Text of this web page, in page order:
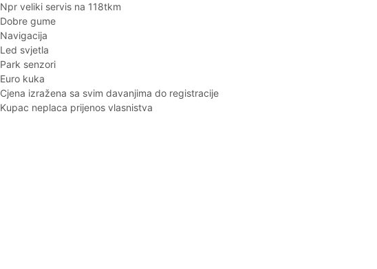
Npr veliki servis na 118tkm
Dobre gume
Navigacija
Led svjetla
Park senzori
Euro kuka
Cjena izražena sa svim davanjima do registracije
Kupac neplaca prijenos vlasnistva